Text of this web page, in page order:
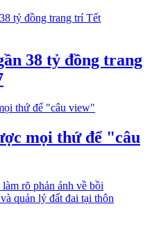
38 tỷ đồng trang
mọi thứ để "câu